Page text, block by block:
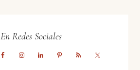
En Redes Sociales